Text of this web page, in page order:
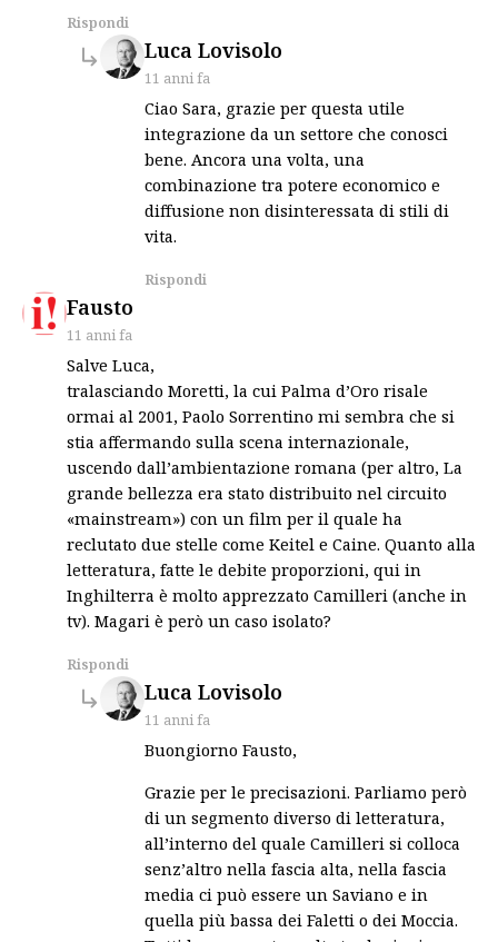
Rispondi
Luca Lovisolo
11 anni fa
Ciao Sara, grazie per questa utile
integrazione da un settore che conosci
bene. Ancora una volta, una
combinazione tra potere economico e
diffusione non disinteressata di stili di
vita.
Rispondi
Fausto
11 anni fa
Salve Luca,
tralasciando Moretti, la cui Palma d’Oro risale
ormai al 2001, Paolo Sorrentino mi sembra che si
stia affermando sulla scena internazionale,
uscendo dall’ambientazione romana (per altro, La
grande bellezza era stato distribuito nel circuito
«mainstream») con un film per il quale ha
reclutato due stelle come Keitel e Caine. Quanto alla
letteratura, fatte le debite proporzioni, qui in
Inghilterra è molto apprezzato Camilleri (anche in
tv). Magari è però un caso isolato?
Rispondi
Luca Lovisolo
11 anni fa
Buongiorno Fausto,
Grazie per le precisazioni. Parliamo però
di un segmento diverso di letteratura,
all’interno del quale Camilleri si colloca
senz’altro nella fascia alta, nella fascia
media ci può essere un Saviano e in
quella più bassa dei Faletti o dei Moccia.